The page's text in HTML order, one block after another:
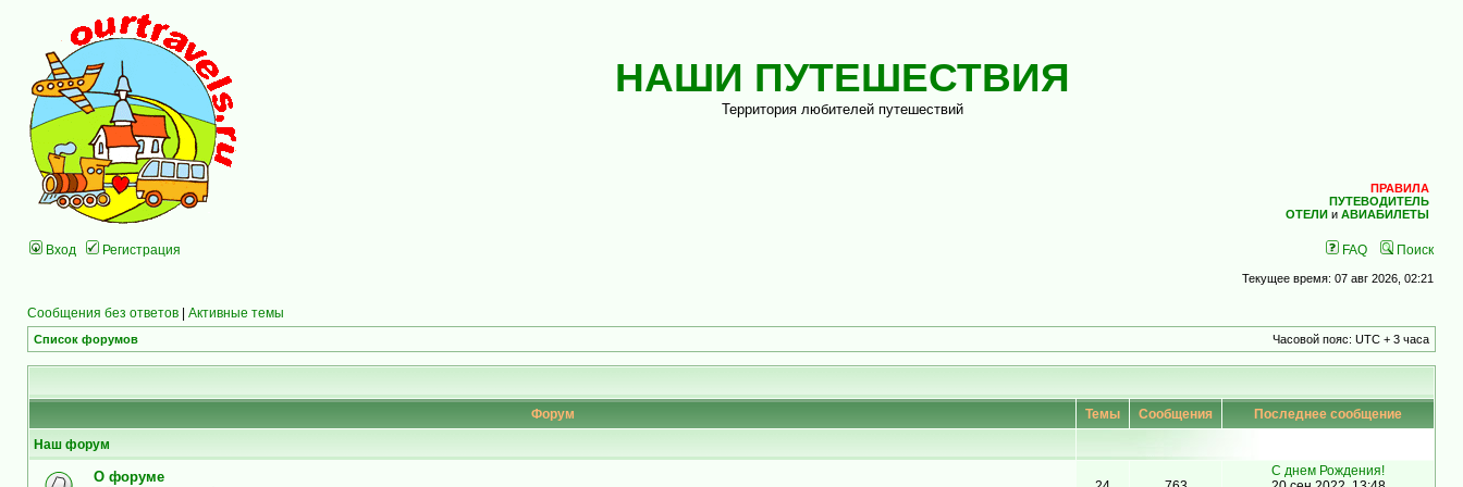
НАШИ ПУТЕШЕСТВИЯ
Территория любителей путешествий
ПРАВИЛА
ПУТЕВОДИТЕЛЬ
ОТЕЛИ и АВИАБИЛЕТЫ
Вход Регистрация FAQ Поиск
Текущее время: 07 авг 2026, 02:21
Сообщения без ответов | Активные темы
Список форумов Часовой пояс: UTC + 3 часа
Форум Темы Сообщения Последнее сообщение
Наш форум
О форуме
С днем Рождения!